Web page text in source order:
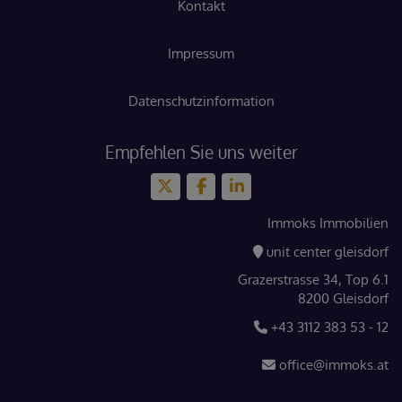
Kontakt
Impressum
Datenschutzinformation
Empfehlen Sie uns weiter
Immoks Immobilien
unit center gleisdorf
Grazerstrasse 34, Top 6.1
8200 Gleisdorf
+43 3112 383 53 - 12
office@immoks.at